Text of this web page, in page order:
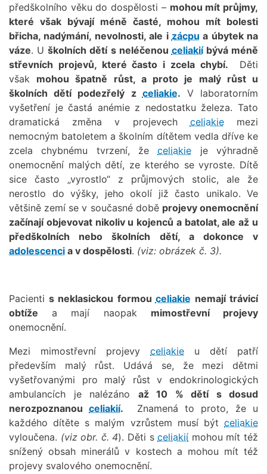
předškolního věku do dospělosti – mohou mít průjmy,
které však bývají méně časté, mohou mít bolesti
břicha, nadýmání, nevolnosti, ale i zácpu a úbytek na
váze. Uškolních dětí s neléčenou celiakiíbývá méně
střevních projevů, které často i zcela chybí. Děti
však mohou špatně růst, a proto je malý růst u
školních dětí podezřelý z celiakie. V laboratorním
vyšetření je častá anémie z nedostatku železa. Tato
dramatická změna v projevech celiakiemezi
nemocným batoletem a školním dítětem vedla dříve ke
zcela chybnému tvrzení, žeceliakie je výhradně
onemocnění malých dětí, ze kterého se vyroste. Dítě
sice často „vyrostlo“ z průjmových stolic, ale že
nerostlo do výšky, jeho okolí již často unikalo. Ve
většině zemí se v současné době projevy onemocnění
začínají objevovat nikoliv u kojenců a batolat, ale až u
předškolních nebo školních dětí, a dokonce v
adolescenci a v dospělosti. (viz: obrázek č. 3).
Pacientis neklasickou formou celiakie nemají trávicí
obtíže a mají naopak mimostřevní projevy
onemocnění.
Mezi mimostřevní projevy celiakie u dětí patří
především malý růst. Udává se, že mezi dětmi
vyšetřovanými pro malý růst v endokrinologických
ambulancích je nalézáno až 10 % dětí s dosud
nerozpoznanouceliakií. Znamená to proto, že u
každého dítěte s malým vzrůstem musí být celiakie
vyloučena. (viz obr. č. 4). Děti sceliakií mohou mít též
snížený obsah minerálů v kostech a mohou mít též
projevy svalového onemocnění.